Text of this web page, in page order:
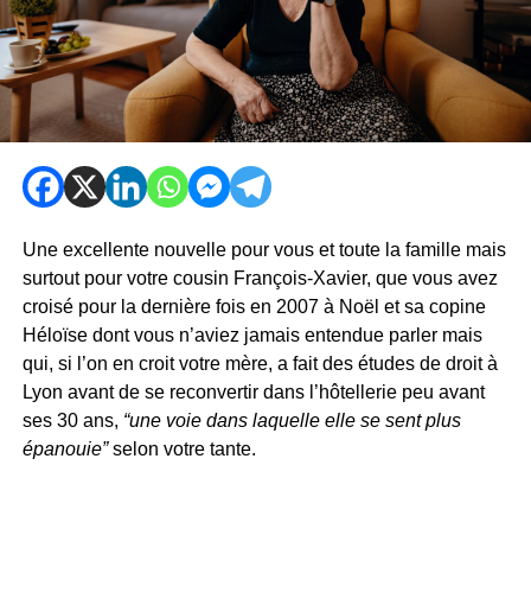
Une excellente nouvelle pour vous et toute la famille mais
surtout pour votre cousin François-Xavier, que vous avez
croisé pour la dernière fois en 2007 à Noël et sa copine
Héloïse dont vous n’aviez jamais entendue parler mais
qui, si l’on en croit votre mère, a fait des études de droit à
Lyon avant de se reconvertir dans l’hôtellerie peu avant
ses 30 ans, “une voie dans laquelle elle se sent plus
épanouie”selon votre tante.